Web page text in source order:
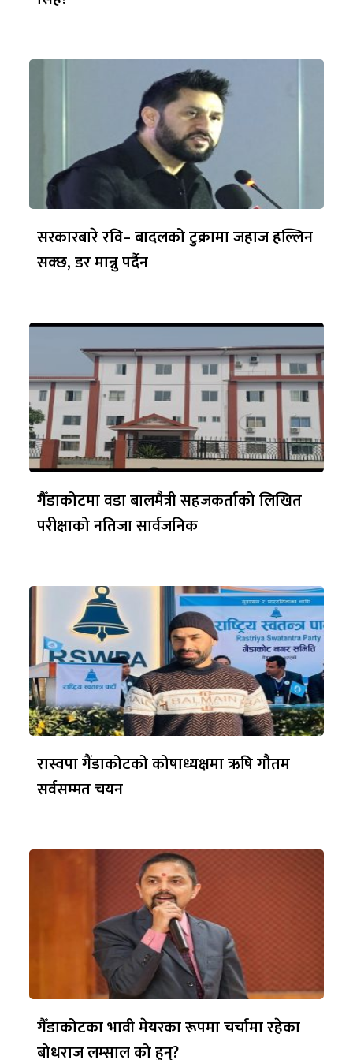
सरकारबारे रवि– बादलको टुक्रामा जहाज हल्लिन
सक्छ, डर मान्नु पर्दैन
गैँडाकोटमा वडा बालमैत्री सहजकर्ताको लिखित
परीक्षाको नतिजा सार्वजनिक
रास्वपा गैंडाकोटको कोषाध्यक्षमा ऋषि गौतम
सर्वसम्मत चयन
गैँडाकोटका भावी मेयरका रूपमा चर्चामा रहेका
बोधराज लम्साल को हुन्?